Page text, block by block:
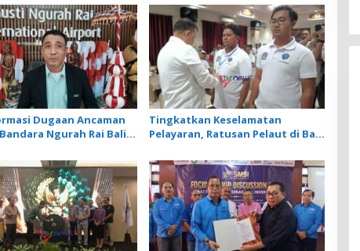
Dugaan Ancaman
Ngurah Rai Bali
Lancar
Tingkatkan Keselamatan
Pelayaran, Ratusan Pelaut di Bali